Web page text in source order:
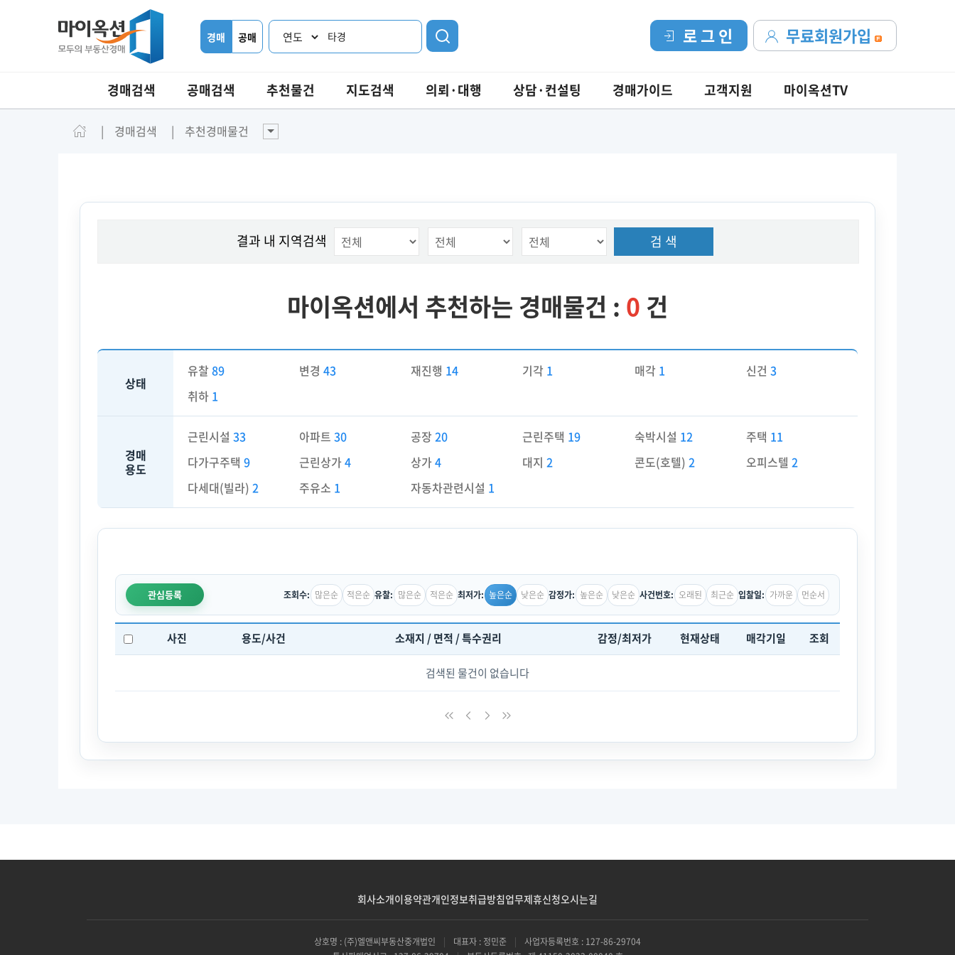
경매 공매 타경 무료회원가입
로 그 인
경매검색 공매검색 추천물건 지도검색 의뢰·대행 상담·컨설팅 경매가이드 고객지원 마이옥션TV
경매검색 추천경매물건
결과 내 지역검색 검 색
마이옥션에서 추천하는 경매물건 : 0 건
상태
유찰 89 변경43 재진행 14 기각 1 매각 1 신건 3
취하 1
경매
용도
근린시설 33 아파트30 공장20 근린주택 19 숙박시설 12 주택 11
다가구주택 9 근린상가4 상가4 대지2 콘도(호텔) 2 오피스텔 2
다세대(빌라) 2 주유소 1 자동차관련시설 1
관심등록 조회수: 많은순 적은순 유찰: 많은순 적은순 최저가: 높은순 낮은순 감정가: 높은순 낮은순 사건번호: 오래된 최근순 입찰일: 가까운 먼순서
사진 용도/사건 소재지 / 면적 / 특수권리 감정/최저가 현재상태 매각기일 조회
검색된 물건이 없습니다
회사소개이용약관개인정보취급방침업무제휴신청오시는길
상호명 : (주)엘앤씨부동산중개법인 | 대표자 : 정민준 |
사업자등록번호 : 127-86-29704